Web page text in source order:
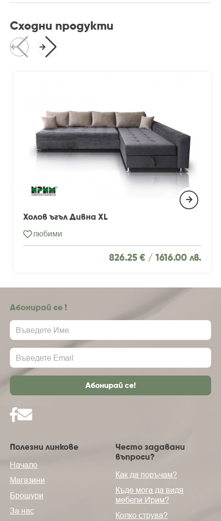
Сходни продукти
Холов ъгъл Дивна XL
любими
826.25 € / 1616.00 лв.
Абонирай се !
Полезни линкове
Начало
Магазини
Брошури
За нас
Често задавани
въпроси?
Как да поръчам?
Къде мога да видя
мебели Ирим?
Колко струва?